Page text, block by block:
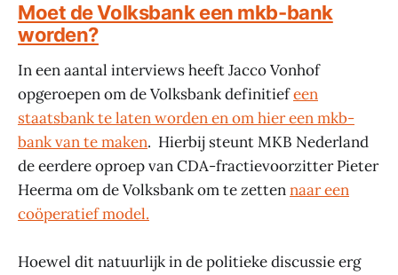
Moet de Volksbank een mkb-bank
worden?
In een aantal interviews heeft Jacco Vonhof
opgeroepen om de Volksbank definitiefeen
staatsbank te laten worden en om hier een mkb-
bank van te maken. Hierbij steunt MKB Nederland
de eerdere oproep van CDA-fractievoorzitter Pieter
Heerma om de Volksbank om te zettennaar een
coöperatief model.
Hoewel dit natuurlijk in de politieke discussie erg